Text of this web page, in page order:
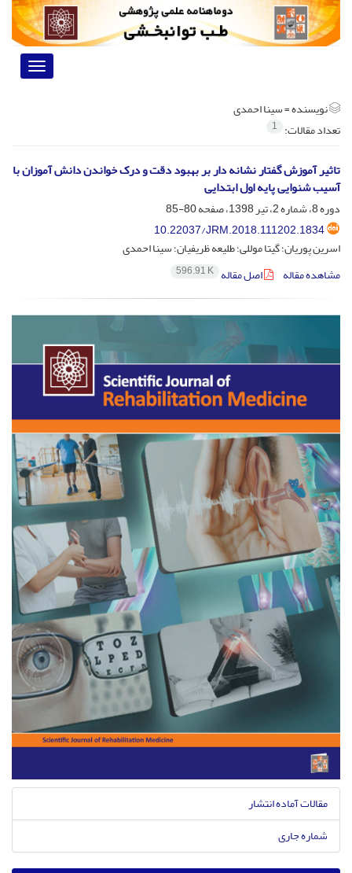
Toggle
نویسنده =سینا احمدی
تعداد مقالات: 1
تاثیر آموزش گفتار نشانه دار بر بهبود دقت و درک خواندن دانش آموزان با
آسیب شنوایی پایه اول ابتدایی
دوره 8، شماره 2، تیر 1398، صفحه
80-85
10.22037/JRM.2018.111202.1834
اسرین پوریان؛ گیتا موللی؛ طلیعه ظریفیان؛ سینا احمدی
مشاهده مقاله
اصل مقاله 596.91 K
مقالات آماده انتشار
شماره جاری